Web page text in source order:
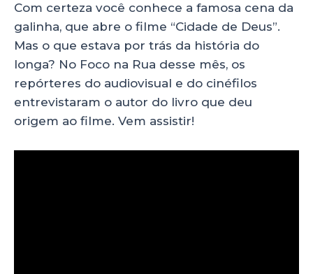
a
ts
A
p
p
c
e
b
o
o
k
k
e
dI
n
a
re
Com certeza você conhece a famosa cena da
galinha, que abre o filme “Cidade de Deus”.
Mas o que estava por trás da história do
longa? No Foco na Rua desse mês, os
repórteres do audiovisual e do cinéfilos
entrevistaram o autor do livro que deu
origem ao filme. Vem assistir!